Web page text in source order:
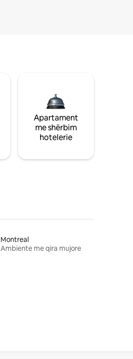
Apartament
me shërbim
hotelerie
Montreal
Ambiente me qira mujore